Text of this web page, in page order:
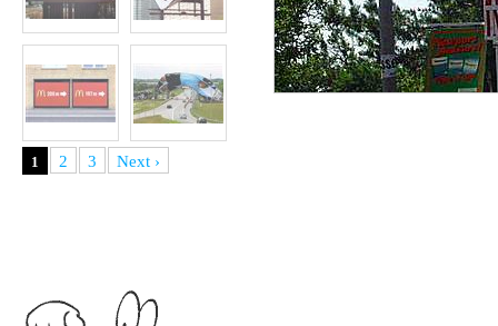
1 2 3 Next ›